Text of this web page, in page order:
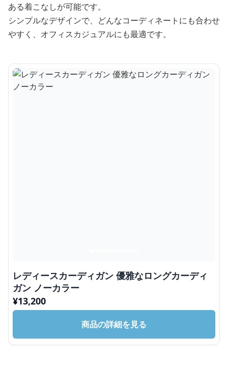
ある着こなしが可能です。
シンプルなデザインで、どんなコーディネートにも合わせ
やすく、オフィスカジュアルにも最適です。
レディースカーディガン 優雅なロングカーディ
ガン ノーカラー
¥13,200
商品の詳細を見る